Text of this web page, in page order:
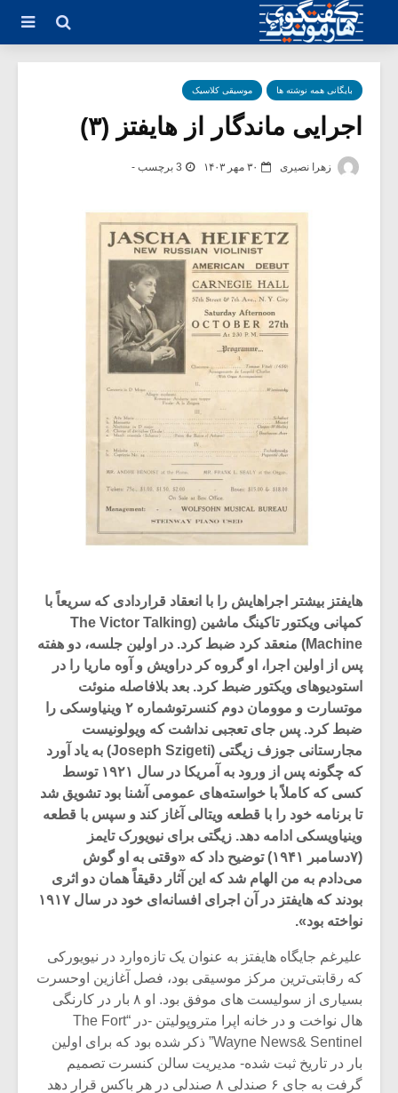
بایگانی همه نوشته ها موسیقی کلاسیک
اجرایی ماندگار از هایفتز (۳)
زهرا نصیری ۳۰ مهر ۱۴۰۳ 3 برچسب -
هایفتز بیشتر اجراهایش را با انعقاد قراردادی که سریعاً با
کمپانی ویکتور تاکینگ ماشین (The Victor Talking
Machine) منعقد کرد ضبط کرد. در اولین جلسه، دو هفته
پس از اولین اجرا، او گروه کر دراویش و آوه ماریا را در
استودیوهای ویکتور ضبط کرد. بعد بلافاصله منوئت
موتسارت و موومان دوم کنسرتوشماره ۲ وینیاوسکی را
ضبط کرد. پس جای تعجبی نداشت که ویولونیست
مجارستانی جوزف زیگتی (Joseph Szigeti) به یاد آورد
که چگونه پس از ورود به آمریکا در سال ۱۹۲۱ توسط
کسی که کاملاً با خواسته‌های عمومی آشنا بود تشویق شد
تا برنامه خود را با قطعه ویتالی آغاز کند و سپس با قطعه
وینیاویسکی ادامه دهد. زیگتی برای نیویورک تایمز
(۷دسامبر ۱۹۴۱) توضیح داد که «وقتی به او گوش
می‌دادم به من الهام شد که این آثار دقیقاً همان دو اثری
بودند که هایفتز در آن اجرای افسانه‌ای خود در سال ۱۹۱۷
نواخته بود».
علیرغم جایگاه هایفتز به عنوان یک تازه‌وارد در نیویورکی
که رقابتی‌ترین مرکز موسیقی بود، فصل آغازین اوحسرت
بسیاری از سولیست ‌های موفق بود. او ۸ بار در کارنگی
هال نواخت و در خانه اپرا متروپولیتن -در “The Fort
Wayne News& Sentinel” ذکر شده بود که برای اولین
بار در تاریخ ثبت شده- مدیریت سالن کنسرت تصمیم
گرفت به جای ۶ صندلی ۸ صندلی در هر باکس قرار دهد
میکلوش روژا